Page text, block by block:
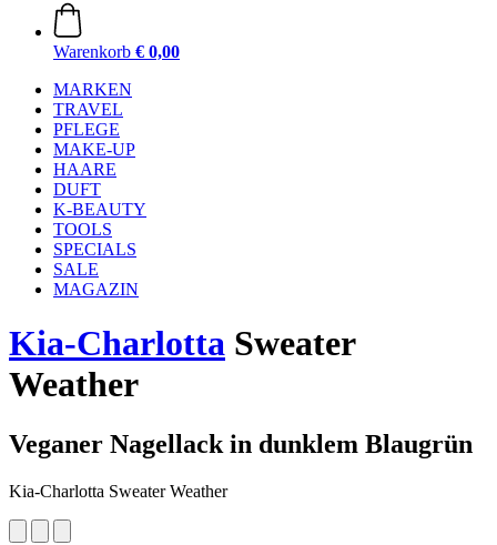
Warenkorb € 0,00
MARKEN
TRAVEL
PFLEGE
MAKE-UP
HAARE
DUFT
K-BEAUTY
TOOLS
SPECIALS
SALE
MAGAZIN
Kia-Charlotta Sweater
Weather
Veganer Nagellack in dunklem Blaugrün
Kia-Charlotta Sweater Weather